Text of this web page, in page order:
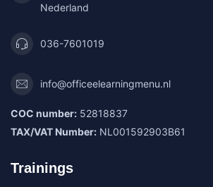
Nederland
036-7601019
info@officeelearningmenu.nl
COC number: 52818837
TAX/VAT Number: NL001592903B61
Trainings